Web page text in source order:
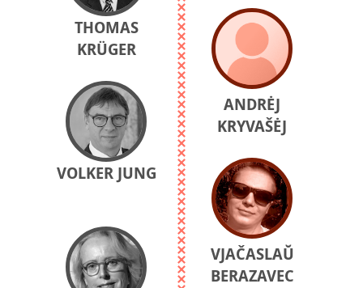
THOMAS
KRÜGER
VOLKER JUNG
ANDRĖJ
KRYVAŠĖJ
VJAČASLAŬ
BERAZAVEC